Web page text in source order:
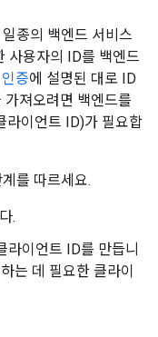
종의 백엔드 서비스
사용자의 ID를 백엔드
증에 설명된 대로 ID
져오려면 백엔드를
라이언트 ID)가 필요합
를 따르세요.
.
라이언트 ID를 만듭니
는 데 필요한 클라이